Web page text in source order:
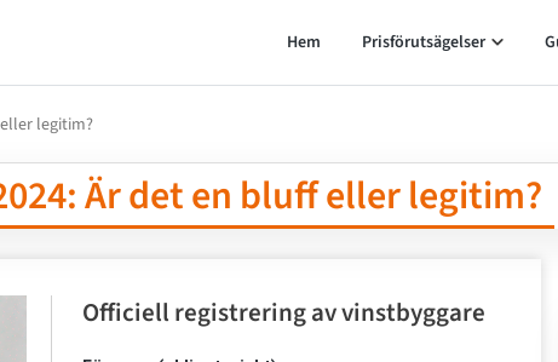
Hem Prisförutsägelser
legitim?
Är det en bluff eller legitim?
Officiell registrering av vinstbyggare